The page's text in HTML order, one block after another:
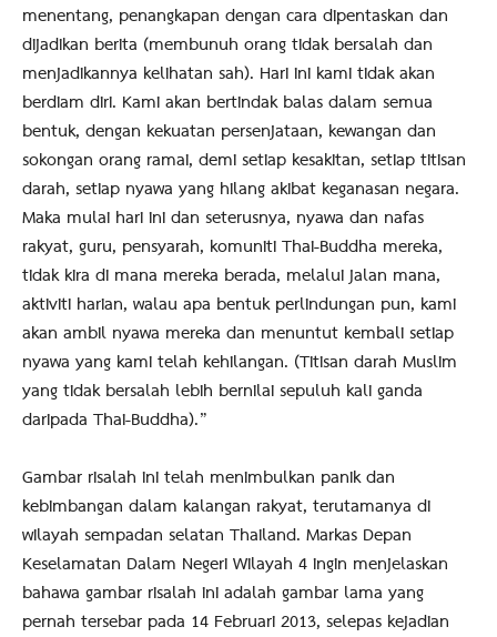
menentang, penangkapan dengan cara dipentaskan dan
dijadikan berita (membunuh orang tidak bersalah dan
menjadikannya kelihatan sah). Hari ini kami tidak akan
berdiam diri. Kami akan bertindak balas dalam semua
bentuk, dengan kekuatan persenjataan, kewangan dan
sokongan orang ramai, demi setiap kesakitan, setiap titisan
darah, setiap nyawa yang hilang akibat keganasan negara.
Maka mulai hari ini dan seterusnya, nyawa dan nafas
rakyat, guru, pensyarah, komuniti Thai-Buddha mereka,
tidak kira di mana mereka berada, melalui jalan mana,
aktiviti harian, walau apa bentuk perlindungan pun, kami
akan ambil nyawa mereka dan menuntut kembali setiap
nyawa yang kami telah kehilangan. (Titisan darah Muslim
yang tidak bersalah lebih bernilai sepuluh kali ganda
daripada Thai-Buddha).”
Gambar risalah ini telah menimbulkan panik dan
kebimbangan dalam kalangan rakyat, terutamanya di
wilayah sempadan selatan Thailand. Markas Depan
Keselamatan Dalam Negeri Wilayah 4 ingin menjelaskan
bahawa gambar risalah ini adalah gambar lama yang
pernah tersebar pada 14 Februari 2013, selepas kejadian